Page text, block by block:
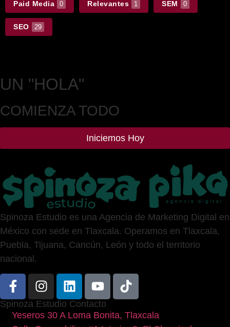
Paid Media 0 Relevantes 1 SEM 0
SEO 29
UN "HOLA"
COMIENZA TODO
Iniciemos Hoy
Spinoza Estudio es una Agencia de Marketing Digital en
México con sede en Tlaxcala. Operamos en Tlaxcala,
Puebla, Tijuana, Cancún, León y todo el territorio
nacional.
Spinoza Estudio Contacto
Yeseros 30 A Loma Bonita, Tlaxcala